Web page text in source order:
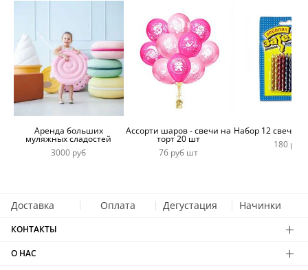
Аренда больших
муляжных сладостей
3000 руб
Ассорти шаров - свечи на
торт 20 шт
76 руб шт
Набор 12 свечей
180 руб
Доставка Оплата Дегустация Начинки
КОНТАКТЫ
О НАС